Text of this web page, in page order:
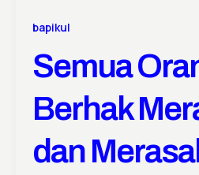
bapikul
Semua
Berhak
dan